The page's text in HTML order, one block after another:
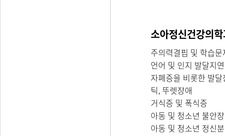
소아정신건강의
주의력결핍 및 학습문
언어 및 인지 발달지연
자폐증을 비롯한 발달
틱, 뚜렛장애
거식증 및 폭식증
아동 및 청소년 불안
아동 및 청소년 정신